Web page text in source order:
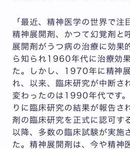
「最近、精神医学の世界で注
精神展開剤、かつて幻覚剤と
展開剤がうつ病の治療に効果
ら知られ1960年代に治療効
た。しかし、1970年に精神
れ、以来、臨床研究が中断さ
変わったのは1990年代です
りに臨床研究の結果が報告さ
剤の臨床研究を正式に認可す
以降、多数の臨床試験が実施
た。精神展開剤は、今や精神